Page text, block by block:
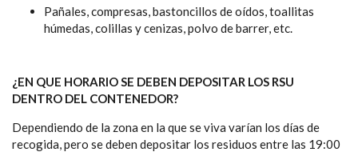
Pañales, compresas, bastoncillos de oídos, toallitas
húmedas, colillas y cenizas, polvo de barrer, etc.
¿EN QUE HORARIO SE DEBEN DEPOSITAR LOS RSU
DENTRO DEL CONTENEDOR?
Dependiendo de la zona en la que se viva varían los días de
recogida, pero se deben depositar los residuos entre las 19:00